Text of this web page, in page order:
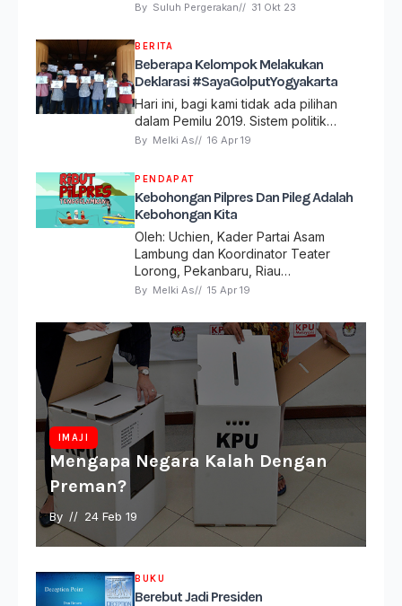
By Suluh Pergerakan// 31 Okt 23
BERITA
Beberapa Kelompok Melakukan
Deklarasi #SayaGolputYogyakarta
Hari ini, bagi kami tidak ada pilihan
dalam Pemilu 2019. Sistem politik…
By Melki As// 16 Apr 19
PENDAPAT
Kebohongan Pilpres Dan Pileg Adalah
Kebohongan Kita
Oleh: Uchien, Kader Partai Asam
Lambung dan Koordinator Teater
Lorong, Pekanbaru, Riau…
By Melki As// 15 Apr 19
IMAJI
Mengapa Negara Kalah Dengan
Preman?
By // 24 Feb 19
BUKU
Berebut Jadi Presiden